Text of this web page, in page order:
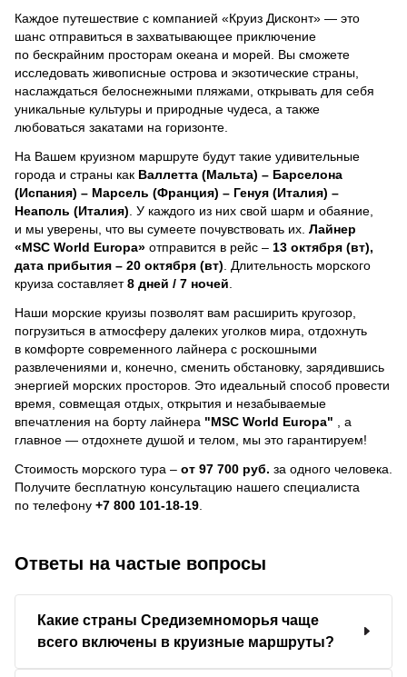
Каждое путешествие с компанией «Круиз Дисконт» — это
шанс отправиться в захватывающее приключение
по бескрайним просторам океана и морей. Вы сможете
исследовать живописные острова и экзотические страны,
наслаждаться белоснежными пляжами, открывать для себя
уникальные культуры и природные чудеса, а также
любоваться закатами на горизонте.
На Вашем круизном маршруте будут такие удивительные
города и страны как Валлетта (Мальта) – Барселона
(Испания) – Марсель (Франция) – Генуя (Италия) –
Неаполь (Италия) . У каждого из них свой шарм и обаяние,
и мы уверены, что вы сумеете почувствовать их. Лайнер
«MSC World Europa» отправится в рейс – 13 октября (вт),
дата прибытия – 20 октября (вт) . Длительность морского
круиза составляет8 дней / 7 ночей
Наши морские круизы позволят вам расширить кругозор,
погрузиться в атмосферу далеких уголков мира, отдохнуть
в комфорте современного лайнера с роскошными
развлечениями и, конечно, сменить обстановку, зарядившись
энергией морских просторов. Это идеальный способ провести
время, совмещая отдых, открытия и незабываемые
впечатления на борту лайнера "MSC World Europa"
, a
главное — отдохнете душой и телом, мы это гарантируем!
Стоимость морского тура – от 97 700 руб. за одного человека.
Получите бесплатную консультацию нашего специалиста
по телефону +7 800 101-18-19
Ответы на частые вопросы
Какие страны Средиземноморья чаще
всего включены в круизные маршруты?